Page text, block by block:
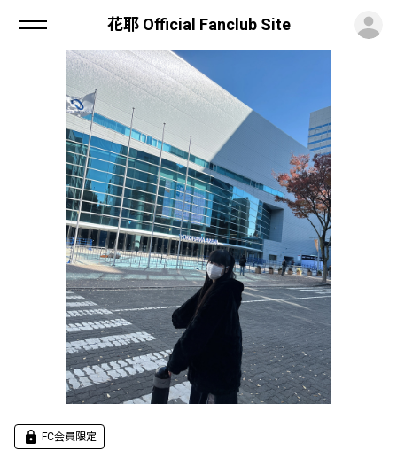
花耶 Official Fanclub Site
FC会員限定